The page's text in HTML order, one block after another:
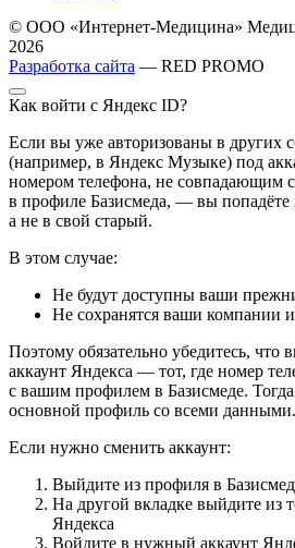
© ООО «Интернет-Медицина»
2026
Разработка сайта — RED PROMO
Как войти с Яндекс ID?
Если вы уже авторизованы в других
(например, в Яндекс Музыке) под
номером телефона, не совпадающим
в профиле Базисмеда, — вы
а не в свой старый.
В этом случае:
Не будут доступны ваши
Не сохранятся ваши компании
Поэтому обязательно убедитесь,
аккаунт Яндекса — тот, где номер
с вашим профилем в Базисмеде.
основной профиль со всеми данными.
Если нужно сменить аккаунт:
Выйдите из профиля в
На другой вкладке выйдите из
Яндекса
Войдите в нужный аккаунт